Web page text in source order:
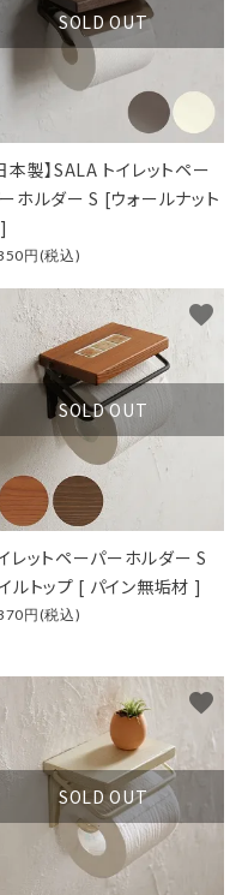
SOLD OUT
本製】SALA トイレットペー
ホルダー S [ウォールナット
円(税込)
SOLD OUT
レットペーパーホルダー S
ルトップ [ パイン無垢材 ]
円(税込)
favorite
SOLD OUT
favorite